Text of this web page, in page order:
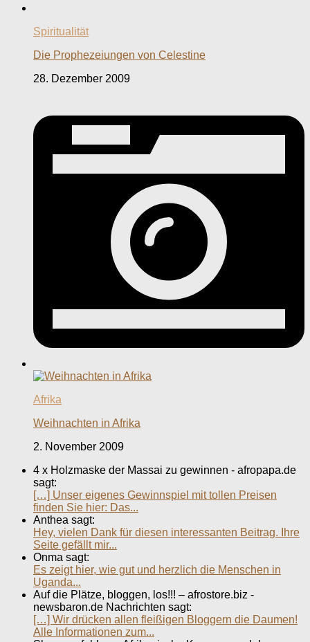
Spiritualität
Die Prophezeiungen von Celestine
28. Dezember 2009
Afrika
Weihnachten in Afrika
2. November 2009
4 x Holzmaske der Massai zu gewinnen - afropapa.de
sagt:
[…] Unser eigenes Gewinnspiel mit tollen Preisen
finden Sie hier: Das...
Anthea sagt:
Hey, vielen Dank für diesen interessanten Beitrag. Ihre
Seite gefällt mir...
Onma sagt:
Es zeigt hier, wie gut und herzlich die Menschen in
Uganda...
Auf die Plätze, bloggen, los!!! – afrostore.biz -
newsbaron.de Nachrichten sagt:
[…] Wir drücken allen fleißigen Bloggern die Daumen!
Alle Informationen zum...